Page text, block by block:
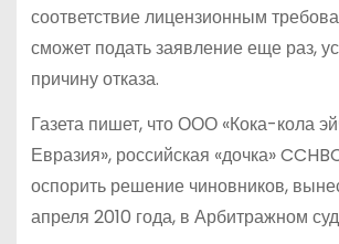
соответствие лицензионным
сможет подать заявление еще раз,
причину отказа.
Газета пишет, что ООО «Кока-кола
Евразия», российская «дочка»
оспорить решение чиновников,
апреля 2010 года, в Арбитражном